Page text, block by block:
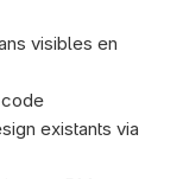
visibles en
existants via